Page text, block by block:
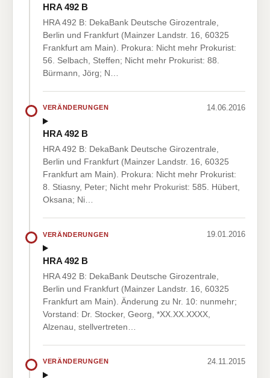
HRA 492 B
HRA 492 B: DekaBank Deutsche Girozentrale,
Berlin und Frankfurt (Mainzer Landstr. 16, 60325
Frankfurt am Main). Prokura: Nicht mehr Prokurist:
56. Selbach, Steffen; Nicht mehr Prokurist: 88.
Bürmann, Jörg; N…
VERÄNDERUNGEN 14.06.2016
HRA 492 B
HRA 492 B: DekaBank Deutsche Girozentrale,
Berlin und Frankfurt (Mainzer Landstr. 16, 60325
Frankfurt am Main). Prokura: Nicht mehr Prokurist:
8. Stiasny, Peter; Nicht mehr Prokurist: 585. Hübert,
Oksana; Ni…
VERÄNDERUNGEN 19.01.2016
HRA 492 B
HRA 492 B: DekaBank Deutsche Girozentrale,
Berlin und Frankfurt (Mainzer Landstr. 16, 60325
Frankfurt am Main). Änderung zu Nr. 10: nunmehr;
Vorstand: Dr. Stocker, Georg, *XX.XX.XXXX,
Alzenau, stellvertreten…
VERÄNDERUNGEN 24.11.2015